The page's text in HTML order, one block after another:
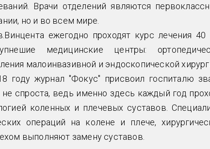
Врачи отделений являются
но и во всем мире.
ежегодно проходят курс лечения 40
медицинские центры:
малоинвазивной и эндоскопической
году журнал "Фокус" присвоил госпиталю
спроста, ведь именно здесь каждый год
коленных и плечевых суставов.
операций на колене и плече,
выполняют замену суставов.